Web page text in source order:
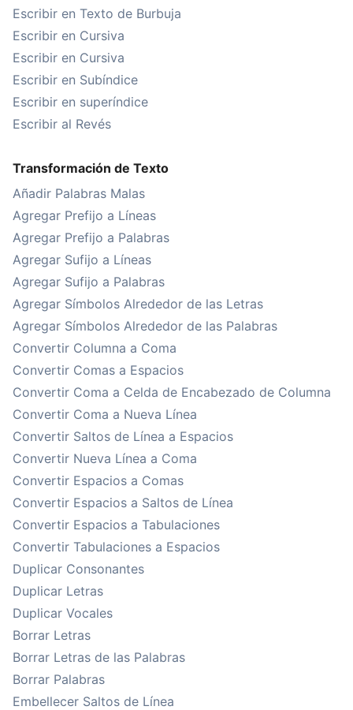
Escribir en Texto de Burbuja
Escribir en Cursiva
Escribir en Cursiva
Escribir en Subíndice
Escribir en superíndice
Escribir al Revés
Transformación de Texto
Añadir Palabras Malas
Agregar Prefijo a Líneas
Agregar Prefijo a Palabras
Agregar Sufijo a Líneas
Agregar Sufijo a Palabras
Agregar Símbolos Alrededor de las Letras
Agregar Símbolos Alrededor de las Palabras
Convertir Columna a Coma
Convertir Comas a Espacios
Convertir Coma a Celda de Encabezado de Columna
Convertir Coma a Nueva Línea
Convertir Saltos de Línea a Espacios
Convertir Nueva Línea a Coma
Convertir Espacios a Comas
Convertir Espacios a Saltos de Línea
Convertir Espacios a Tabulaciones
Convertir Tabulaciones a Espacios
Duplicar Consonantes
Duplicar Letras
Duplicar Vocales
Borrar Letras
Borrar Letras de las Palabras
Borrar Palabras
Embellecer Saltos de Línea